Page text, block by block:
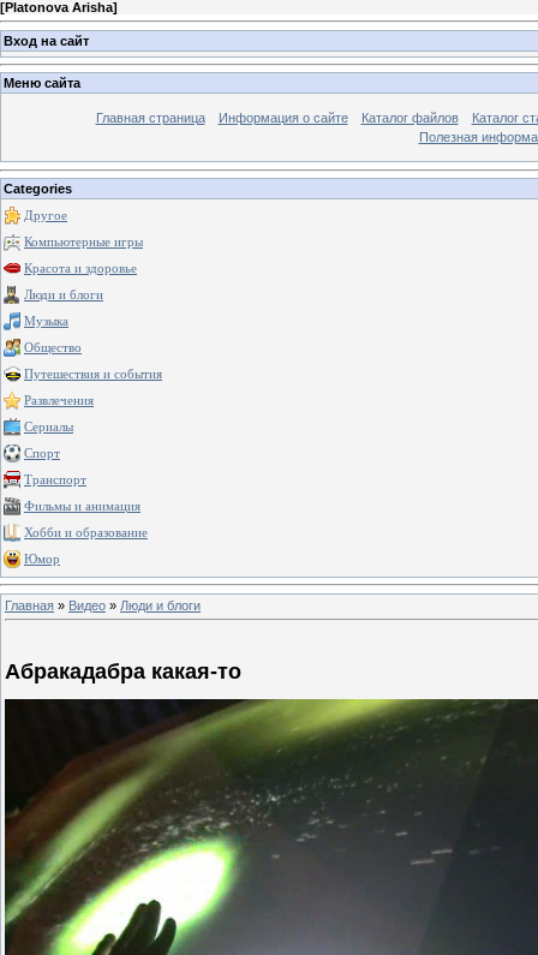
[Platonova Arisha]
Вход на сайт
Меню сайта
Главная страница Информация о сайте Каталог файлов
Каталог
Полезная
Categories
Другое
Компьютерные игры
Красота и здоровье
Люди и блоги
Музыка
Общество
Путешествия и события
Развлечения
Сериалы
Спорт
Транспорт
Фильмы и анимация
Хобби и образование
Юмор
Главная » Видео » Люди и блоги
Абракадабра какая-то